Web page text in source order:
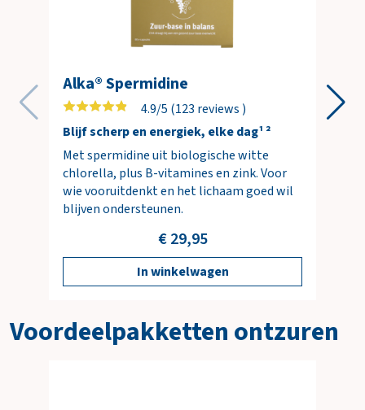
Alka® Spermidine
4.9/5 (123 reviews )
Blijf scherp en energiek, elke dag¹ ²
Met spermidine uit biologische witte
chlorella, plus B-vitamines en zink. Voor
wie vooruitdenkt en het lichaam goed wil
blijven ondersteunen.
€ 29,95
In winkelwagen
Voordeelpakketten ontzuren